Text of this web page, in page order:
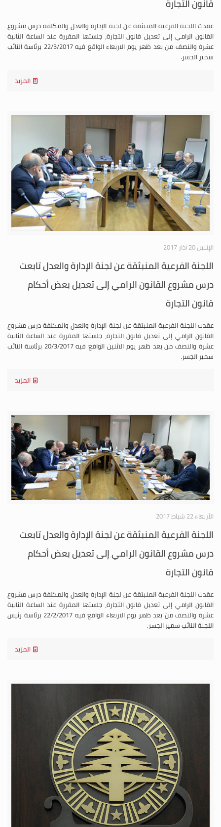
قانون التجارة
عقدت اللجنة الفرعية المنبثقة عن لجنة الإدارة والعدل والمكلفة درس مشروع
القانون الرامي إلى تعديل قانون التجارة، جلستها المقررة عند الساعة الثانية
عشرة والنصف من بعد ظهر يوم الاربعاء الواقع فيه 22/3/2017 برئاسة النائب
سمير الجسر.
المزيد
الإثنين 20 آذار 2017
اللجنة الفرعية المنبثقة عن لجنة الإدارة والعدل تابعت
درس مشروع القانون الرامي إلى تعديل بعض أحكام
قانون التجارة
عقدت اللجنة الفرعية المنبثقة عن لجنة الإدارة والعدل والمكلفة درس مشروع
القانون الرامي إلى تعديل قانون التجارة، جلستها المقررة عند الساعة الثانية
عشرة والنصف من بعد ظهر يوم الاثنين الواقع فيه 20/3/2017 برئاسة النائب
سمير الجسر.
المزيد
الأربعاء 22 شباط 2017
اللجنة الفرعية المنبثقة عن لجنة الإدارة والعدل تابعت
درس مشروع القانون الرامي إلى تعديل بعض أحكام
قانون التجارة
عقدت اللجنة الفرعية المنبثقة عن لجنة الإدارة والعدل والمكلفة درس مشروع
القانون الرامي إلى تعديل قانون التجارة، جلستها المقررة عند الساعة الثانية
عشرة والنصف من بعد ظهر يوم الاربعاء الواقع فيه 22/2/2017 برئاسة رئيس
اللجنة النائب سمير الجسر.
المزيد